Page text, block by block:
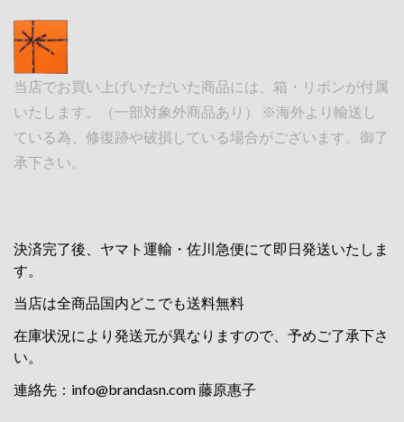
当店でお買い上げいただいた商品には、箱・リボンが付属
いたします。（一部対象外商品あり） ※海外より輸送し
ている為、修復跡や破損している場合がございます。御了
承下さい。
決済完了後、ヤマト運輸・佐川急便にて即日発送いたしま
す。
当店は全商品国内どこでも送料無料
在庫状況により発送元が異なりますので、予めご了承下さ
い。
連絡先： info@brandasn.com藤原惠子